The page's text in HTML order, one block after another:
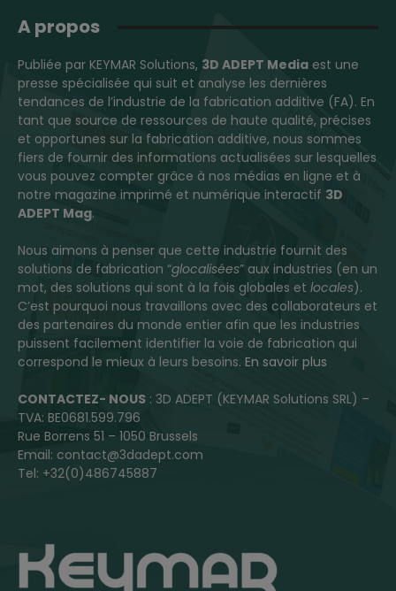
A propos
Publiée par KEYMAR Solutions, 3D ADEPT Media est une
presse spécialisée qui suit et analyse les dernières
tendances de l’industrie de la fabrication additive (FA). En
tant que source de ressources de haute qualité, précises
et opportunes sur la fabrication additive, nous sommes
fiers de fournir des informations actualisées sur lesquelles
vous pouvez compter grâce à nos médias en ligne et à
notre magazine imprimé et numérique interactif 3D
ADEPT Mag.
Nous aimons à penser que cette industrie fournit des
solutions de fabrication “glocalisées” aux industries (en un
mot, des solutions qui sont à la fois globales et locales).
C’est pourquoi nous travaillons avec des collaborateurs et
des partenaires du monde entier afin que les industries
puissent facilement identifier la voie de fabrication qui
correspond le mieux à leurs besoins. En savoir plus
CONTACTEZ- NOUS : 3D ADEPT (KEYMAR Solutions SRL) –
TVA: BE0681.599.796
Rue Borrens 51 – 1050 Brussels
Email: contact@3dadept.com
Tel: +32(0)486745887